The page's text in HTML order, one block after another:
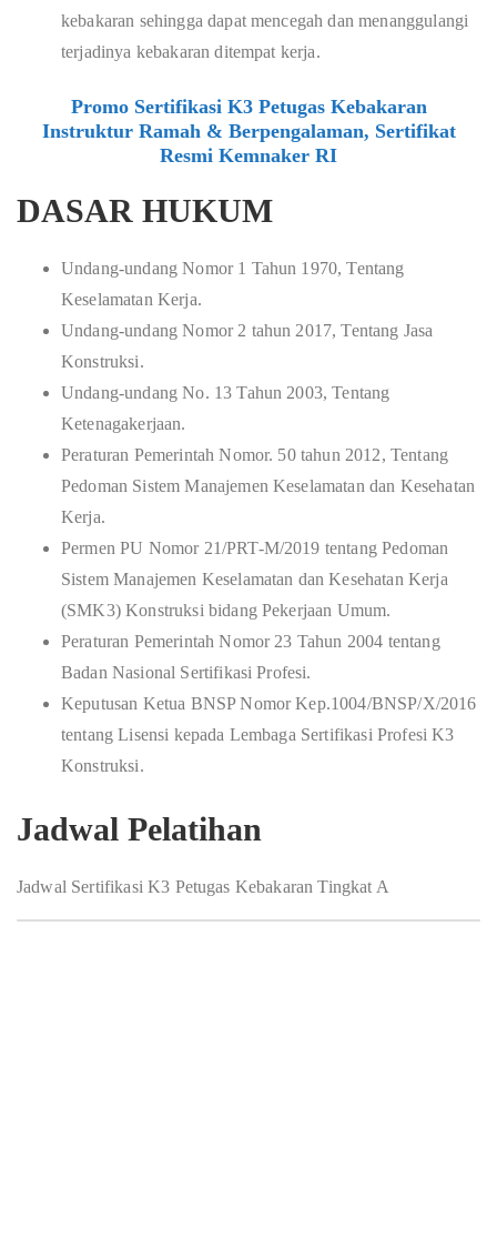
kebakaran sehingga dapat mencegah dan menanggulangi
terjadinya kebakaran ditempat kerja.
Promo Sertifikasi K3 Petugas Kebakaran
Instruktur Ramah & Berpengalaman, Sertifikat
Resmi Kemnaker RI
DASAR HUKUM
Undang-undang Nomor 1 Tahun 1970, Tentang
Keselamatan Kerja.
Undang-undang Nomor 2 tahun 2017, Tentang Jasa
Konstruksi.
Undang-undang No. 13 Tahun 2003, Tentang
Ketenagakerjaan.
Peraturan Pemerintah Nomor. 50 tahun 2012, Tentang
Pedoman Sistem Manajemen Keselamatan dan Kesehatan
Kerja.
Permen PU Nomor 21/PRT-M/2019 tentang Pedoman
Sistem Manajemen Keselamatan dan Kesehatan Kerja
(SMK3) Konstruksi bidang Pekerjaan Umum.
Peraturan Pemerintah Nomor 23 Tahun 2004 tentang
Badan Nasional Sertifikasi Profesi.
Keputusan Ketua BNSP Nomor Kep.1004/BNSP/X/2016
tentang Lisensi kepada Lembaga Sertifikasi Profesi K3
Konstruksi.
Jadwal Pelatihan
Jadwal Sertifikasi K3 Petugas Kebakaran Tingkat A